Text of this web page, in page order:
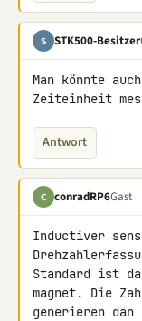
S STK500-Besitzer
Man könnte
Zeiteinheit
Antwort
C conradRP6Gast
Inductiver
Standard ist
magnet. Die
generieren dan